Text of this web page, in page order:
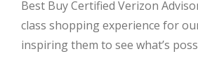
Best Buy Certified Verizon
class shopping experience for
inspiring them to see what’s